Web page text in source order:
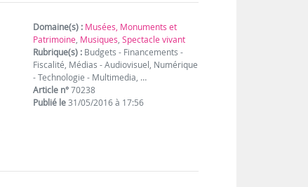
Domaine(s) : Musées, Monuments et
Patrimoine, Musiques,Spectacle vivant
Rubrique(s) : Budgets - Financements -
Fiscalité, Médias - Audiovisuel, Numérique
- Technologie - Multimedia, …
Article n°70238
Publié le31/05/2016 à 17:56